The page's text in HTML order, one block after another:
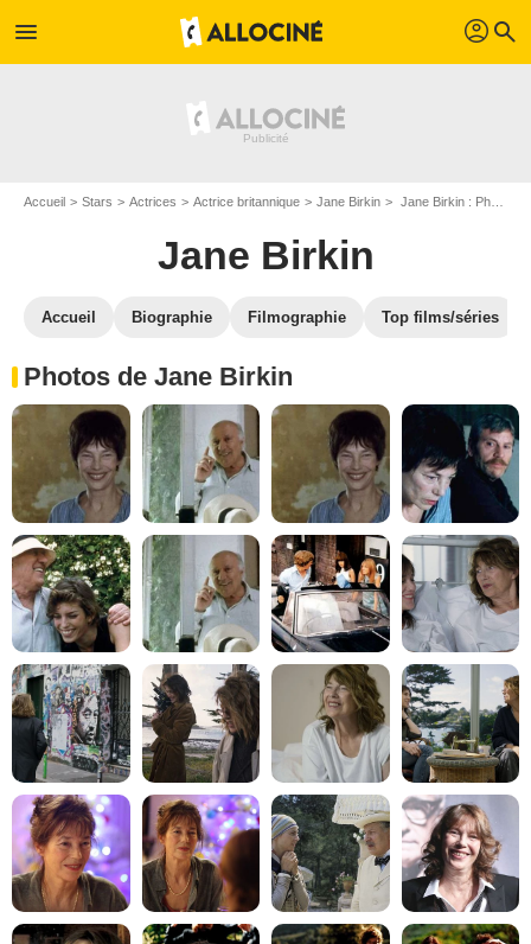
menu profil search
Accueil Stars Actrices Actrice britannique Jane Birkin Jane Birkin : Photos de ses films et séries
Jane Birkin
Accueil Biographie Filmographie Top films/séries
Photos de Jane Birkin